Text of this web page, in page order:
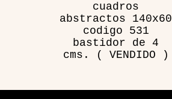
cuadros
abstractos 140x60
codigo 531
bastidor de 4
cms. ( VENDIDO )